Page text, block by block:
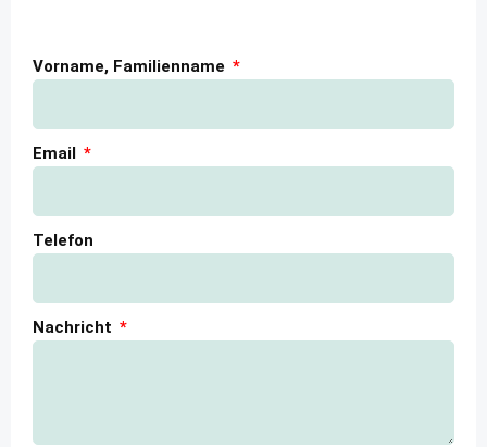
Vorname, Familienname
Email
Telefon
Nachricht